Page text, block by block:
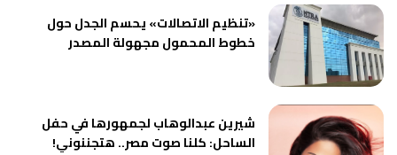
«تنظيم الاتصالات» يحسم الجدل حول
خطوط المحمول مجهولة المصدر
شيرين عبدالوهاب لجمهورها في حفل
الساحل: كلنا صوت مصر.. هتجننوني!